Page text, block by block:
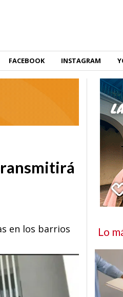
FACEBOOK INSTAGRAM
en los barrios
Lo